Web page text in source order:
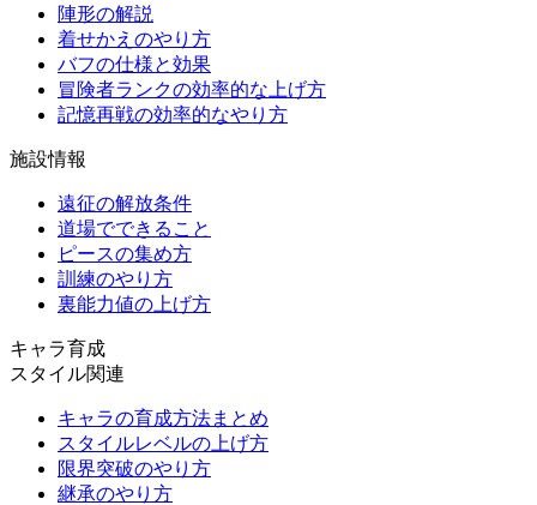
陣形の解説
着せかえのやり方
バフの仕様と効果
冒険者ランクの効率的な上げ方
記憶再戦の効率的なやり方
施設情報
遠征の解放条件
道場でできること
ピースの集め方
訓練のやり方
裏能力値の上げ方
キャラ育成
スタイル関連
キャラの育成方法まとめ
スタイルレベルの上げ方
限界突破のやり方
継承のやり方